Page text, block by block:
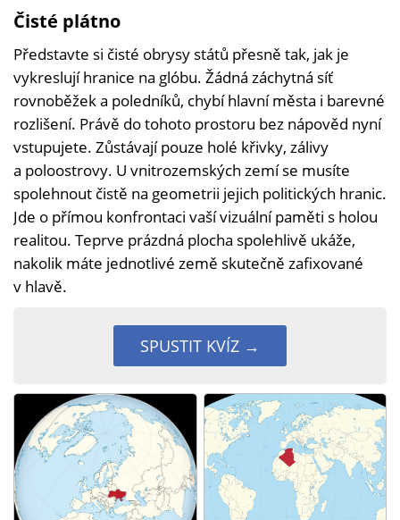
Čisté plátno
Představte si čisté obrysy států přesně tak, jak je
vykreslují hranice na glóbu. Žádná záchytná síť
rovnoběžek a poledníků, chybí hlavní města i barevné
rozlišení. Právě do tohoto prostoru bez nápověd nyní
vstupujete. Zůstávají pouze holé křivky, zálivy
a poloostrovy. U vnitrozemských zemí se musíte
spolehnout čistě na geometrii jejich politických hranic.
Jde o přímou konfrontaci vaší vizuální paměti s holou
realitou. Teprve prázdná plocha spolehlivě ukáže,
nakolik máte jednotlivé země skutečně zafixované
v hlavě.
SPUSTIT KVÍZ →